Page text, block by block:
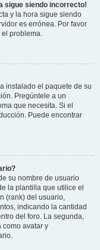
sigue siendo incorrecto!
y la hora sigue siendo
es errónea. Por favor
problema.
instalado el paquete de su
Pregúntele a un
que necesita. Si el
Puede encontrar
su nombre de usuario
la plantilla que utilice el
(rank) del usuario,
indicando la cantidad
del foro. La segunda,
como avatar y